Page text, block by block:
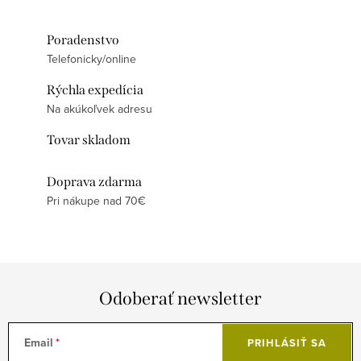
Poradenstvo
Telefonicky/online
Rýchla expedícia
Na akúkoľvek adresu
Tovar skladom
Doprava zdarma
Pri nákupe nad 70€
Odoberať newsletter
Email PRIHLÁSIŤ SA